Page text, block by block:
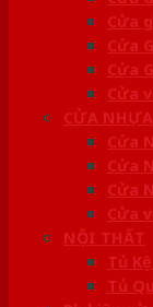
Cửa
Cửa
Cửa
Cửa
CỬA NHỰA
Cửa
Cửa
Cửa
Cửa
NỘI THẤT
Tủ
Tủ